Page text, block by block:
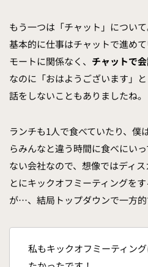
もう一つは「チャット」について
基本的に仕事はチャットで進め
モートに関係なく、 チャットで
なのに「おはようございます」
話をしないこともありましたね。
ランチも1人で食べていたり、僕
らみんなと違う時間に食べにい
ない会社なので、想像ではディ
とにキックオフミーティングを
が…、結局トップダウンで一方的
私もキックオフミーティン